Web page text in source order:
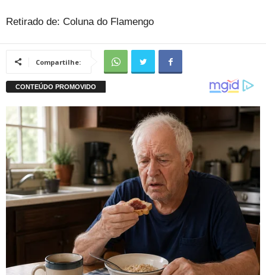
Retirado de: Coluna do Flamengo
Compartilhe: